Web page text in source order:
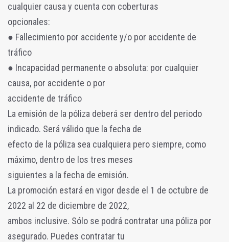
cualquier causa y cuenta con coberturas
opcionales:
● Fallecimiento por accidente y/o por accidente de
tráfico
● Incapacidad permanente o absoluta: por cualquier
causa, por accidente o por
accidente de tráfico
La emisión de la póliza deberá ser dentro del periodo
indicado. Será válido que la fecha de
efecto de la póliza sea cualquiera pero siempre, como
máximo, dentro de los tres meses
siguientes a la fecha de emisión.
La promoción estará en vigor desde el 1 de octubre de
2022 al 22 de diciembre de 2022,
ambos inclusive. Sólo se podrá contratar una póliza por
asegurado. Puedes contratar tu